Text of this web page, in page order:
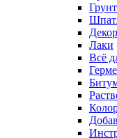
Лаки
Всё